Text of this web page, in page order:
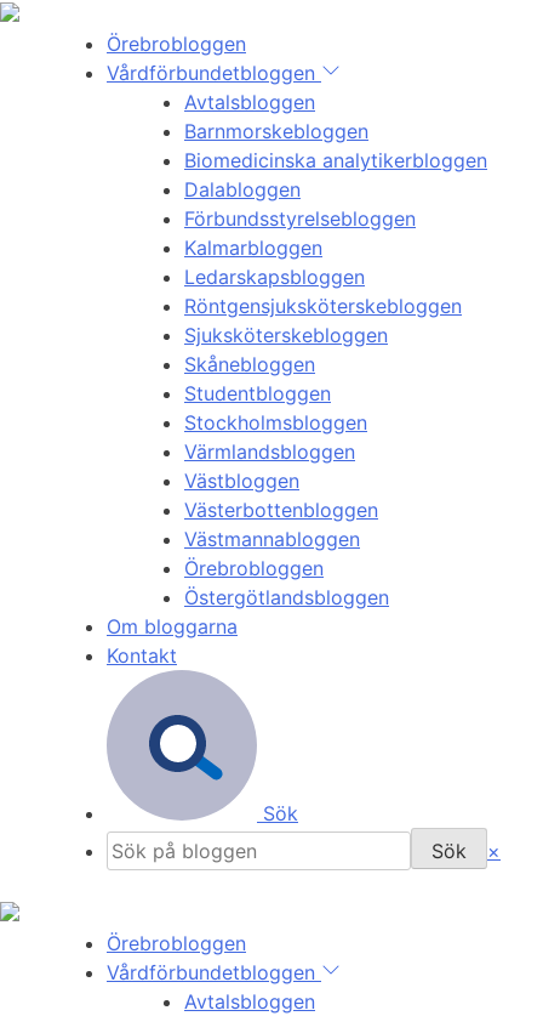
Örebrobloggen
Vårdförbundetbloggen
Avtalsbloggen
Barnmorskebloggen
Biomedicinska analytikerbloggen
Dalabloggen
Förbundsstyrelsebloggen
Kalmarbloggen
Ledarskapsbloggen
Röntgensjuksköterskebloggen
Sjuksköterskebloggen
Skånebloggen
Studentbloggen
Stockholmsbloggen
Värmlandsbloggen
Västbloggen
Västerbottenbloggen
Västmannabloggen
Örebrobloggen
Östergötlandsbloggen
Om bloggarna
Kontakt
Sök
×
Örebrobloggen
Vårdförbundetbloggen
Avtalsbloggen